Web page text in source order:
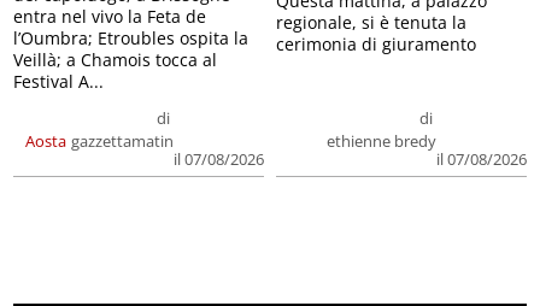
Aosta
di
gazzettamatin
il 07/08/2026
entra nel vivo la Feta de
l’Oumbra; Etroubles ospita la
Veillà; a Chamois tocca al
Festival A...
di
ethienne bredy
il 07/08/2026
regionale, si è tenuta la
cerimonia di giuramento